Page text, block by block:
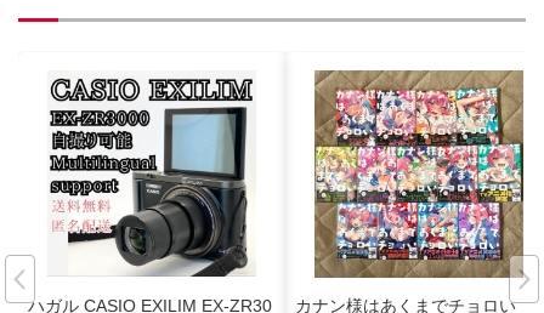
ハガル CASIO EXILIM EX-ZR30
カナン様はあくまでチョロい